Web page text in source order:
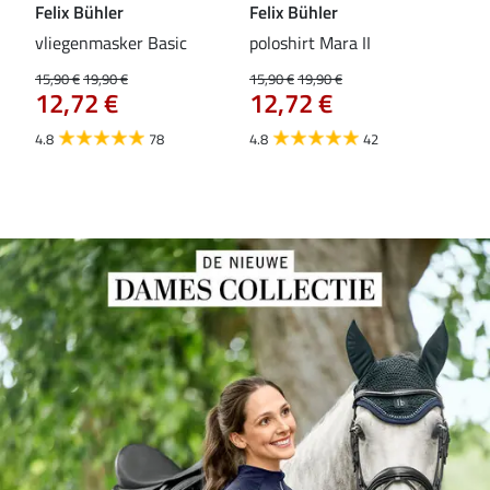
Felix Bühler
vliegenmasker Basic
15,90 €19,90 €
12,72 €
4.8 78
Felix Bühler
poloshirt Mara II
15,90 €19,90 €
12,72 €
4.8 42